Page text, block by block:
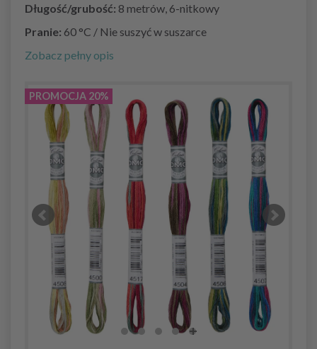
Długość/grubość: 8 metrów, 6-nitkowy
Pranie: 60 °C / Nie suszyć w suszarce
Zobacz pełny opis
PROMOCJA 20%